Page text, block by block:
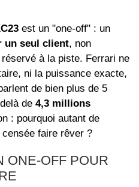
est un "one-off" : un
un seul client, non
à la piste. Ferrari ne
ni la puissance exacte,
de bien plus de 5
de 4,3 millions
: pourquoi autant de
censée faire rêver ?
ONE-OFF POUR